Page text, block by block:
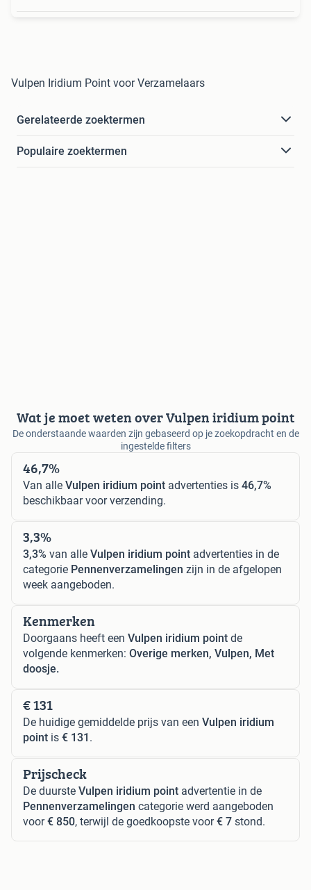
Vulpen Iridium Point voor Verzamelaars
Gerelateerde zoektermen
Populaire zoektermen
Wat je moet weten over Vulpen iridium point
De onderstaande waarden zijn gebaseerd op je zoekopdracht en de
ingestelde filters
46,7%
Van alle Vulpen iridium point advertenties is 46,7%
beschikbaar voor verzending.
3,3%
3,3% van alle Vulpen iridium point advertenties in de
categorie Pennenverzamelingen zijn in de afgelopen
week aangeboden.
Kenmerken
Doorgaans heeft een Vulpen iridium point de
volgende kenmerken: Overige merken, Vulpen, Met
doosje.
€ 131
De huidige gemiddelde prijs van een Vulpen iridium
point is € 131 .
Prijscheck
De duurste Vulpen iridium point advertentie in de
Pennenverzamelingen categorie werd aangeboden
voor€ 850, terwijl de goedkoopste voor€ 7 stond.